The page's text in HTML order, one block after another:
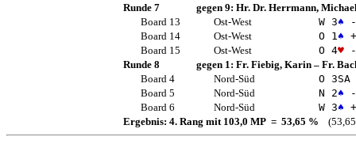
Runde 7
gegen 9: Hr. Dr. Herrmann,
Board 13
Ost-West W 3♠
Board 14
Ost-West O 1 ♠
Board 15
Ost-West O 4♥-
Runde 8
gegen 1: Fr. Fiebig, Karin– Fr.
Board 4
Nord-Süd O 3SA
Board 5
Nord-Süd N 2♠
Board 6
Nord-Süd W 3♠
Ergebnis: 4. Rang mit 103,0 MP = 53,65 %